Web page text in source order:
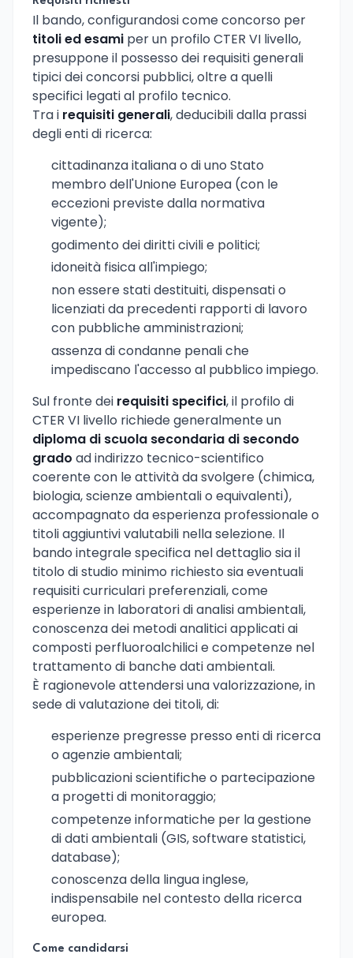
Il bando, configurandosi come concorso per
titoli ed esami per un profilo CTER VI livello,
presuppone il possesso dei requisiti generali
tipici dei concorsi pubblici, oltre a quelli
specifici legati al profilo tecnico.
Tra i requisiti generali, deducibili dalla prassi
degli enti di ricerca:
cittadinanza italiana o di uno Stato
membro dell'Unione Europea (con le
eccezioni previste dalla normativa
vigente);
godimento dei diritti civili e politici;
idoneità fisica all'impiego;
non essere stati destituiti, dispensati o
licenziati da precedenti rapporti di lavoro
con pubbliche amministrazioni;
assenza di condanne penali che
impediscano l'accesso al pubblico impiego.
Sul fronte dei requisiti specifici, il profilo di
CTER VI livello richiede generalmente un
diploma di scuola secondaria di secondo
grado ad indirizzo tecnico-scientifico
coerente con le attività da svolgere (chimica,
biologia, scienze ambientali o equivalenti),
accompagnato da esperienza professionale o
titoli aggiuntivi valutabili nella selezione. Il
bando integrale specifica nel dettaglio sia il
titolo di studio minimo richiesto sia eventuali
requisiti curriculari preferenziali, come
esperienze in laboratori di analisi ambientali,
conoscenza dei metodi analitici applicati ai
composti perfluoroalchilici e competenze nel
trattamento di banche dati ambientali.
È ragionevole attendersi una valorizzazione, in
sede di valutazione dei titoli, di:
esperienze pregresse presso enti di ricerca
o agenzie ambientali;
pubblicazioni scientifiche o partecipazione
a progetti di monitoraggio;
competenze informatiche per la gestione
di dati ambientali (GIS, software statistici,
database);
conoscenza della lingua inglese,
indispensabile nel contesto della ricerca
europea.
Come candidarsi